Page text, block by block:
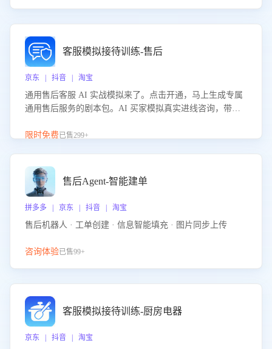
客服模拟接待训练-售后
京东 | 抖音 | 淘宝
通用售后客服 AI 实战模拟来了。点击开通，马上生成专属
通用售后服务的剧本包。AI 买家模拟真实进线咨询，带您
的应对要点，轻松提升服务能力。
限时免费已售299+
售后Agent-智能建单
拼多多 | 京东 | 抖音 | 淘宝
售后机器人 · 工单创建 · 信息智能填充 · 图片同步上传
咨询体验已售99+
客服模拟接待训练-厨房电器
京东 | 抖音 | 淘宝